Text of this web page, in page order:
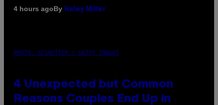
4 hours agoBy Haley Miller
PHOTO: GCSHUTTER / GETTY IMAGES
4 Unexpected but Common
Reasons Couples End Up in